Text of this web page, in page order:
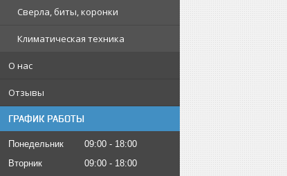
Сверла, биты, коронки
Климатическая техника
О нас
Отзывы
ГРАФИК РАБОТЫ
Понедельник 09:00
18:00
Вторник
09:00
18:00